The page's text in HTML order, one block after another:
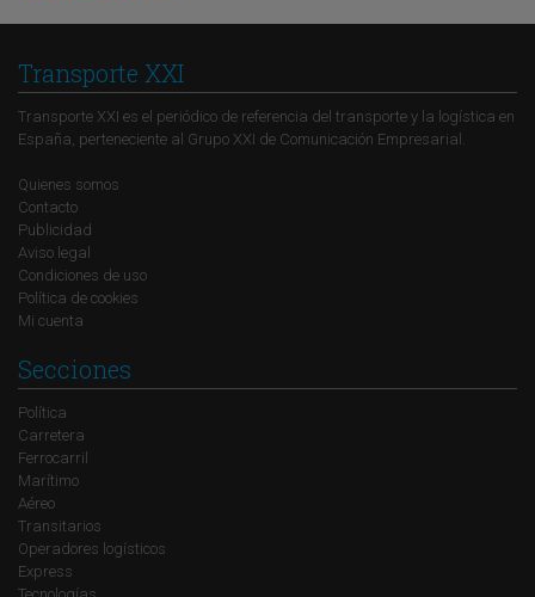
Transporte XXI
Transporte XXI es el periódico de referencia del transporte y la logística en
España, perteneciente al Grupo XXI de Comunicación Empresarial.
Quienes somos
Contacto
Publicidad
Aviso legal
Condiciones de uso
Política de cookies
Mi cuenta
Secciones
Política
Carretera
Ferrocarril
Marítimo
Aéreo
Transitarios
Operadores logísticos
Express